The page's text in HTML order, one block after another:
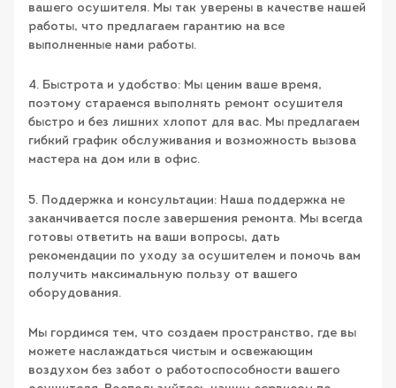
вашего осушителя. Мы так уверены в качестве нашей
работы, что предлагаем гарантию на все
выполненные нами работы.
4. Быстрота и удобство: Мы ценим ваше время,
поэтому стараемся выполнять ремонт осушителя
быстро и без лишних хлопот для вас. Мы предлагаем
гибкий график обслуживания и возможность вызова
мастера на дом или в офис.
5. Поддержка и консультации: Наша поддержка не
заканчивается после завершения ремонта. Мы всегда
готовы ответить на ваши вопросы, дать
рекомендации по уходу за осушителем и помочь вам
получить максимальную пользу от вашего
оборудования.
Мы гордимся тем, что создаем пространство, где вы
можете наслаждаться чистым и освежающим
воздухом без забот о работоспособности вашего